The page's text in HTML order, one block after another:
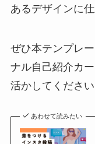
あるデザインに
ぜひ本テンプレ
ナル自己紹介カ
活かしてください
あわせて読みたい